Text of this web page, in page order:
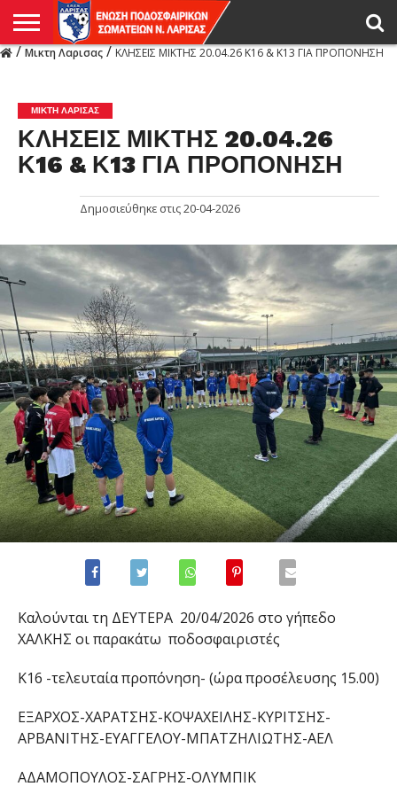
/Μικτη Λαρισας/ΚΛΗΣΕΙΣ ΜΙΚΤΗΣ 20.04.26 Κ16 & Κ13 ΓΙΑ ΠΡΟΠΟΝΗΣΗ
ΜΙΚΤΗ ΛΑΡΙΣΑΣ
ΚΛΗΣΕΙΣ ΜΙΚΤΗΣ 20.04.26
Κ16 & Κ13 ΓΙΑ ΠΡΟΠΟΝΗΣΗ
Δημοσιεύθηκε στις20-04-2026
Καλούνται τη ΔΕΥΤΕΡΑ 20/04/2026 στο γήπεδο
ΧΑΛΚΗΣ οι παρακάτω ποδοσφαιριστές
Κ16 -τελευταία προπόνηση- (ώρα προσέλευσης 15.00)
ΕΞΑΡΧΟΣ-ΧΑΡΑΤΣΗΣ-ΚΟΨΑΧΕΙΛΗΣ-ΚΥΡΙΤΣΗΣ-
ΑΡΒΑΝΙΤΗΣ-ΕΥΑΓΓΕΛΟΥ-ΜΠΑΤΖΗΛΙΩΤΗΣ-ΑΕΛ
ΑΔΑΜΟΠΟΥΛΟΣ-ΣΑΓΡΗΣ-ΟΛΥΜΠΙΚ